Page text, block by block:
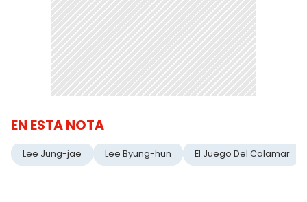
EN ESTA NOTA
Lee Jung-jae Lee Byung-hun El Juego Del Calamar